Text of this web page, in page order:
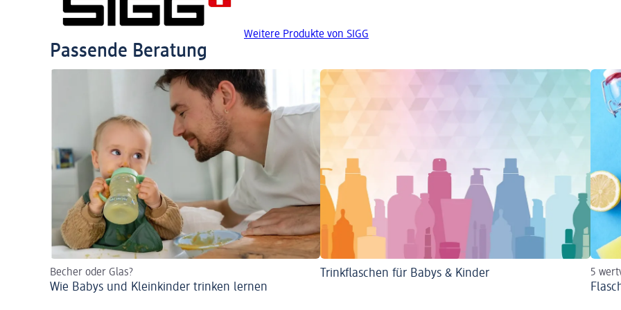
Weitere Produkte von SIGG
Passende Beratung
Becher oder Glas?
Wie Babys und Kleinkinder trinken lernen
Trinkflaschen für Babys & Kinder 5